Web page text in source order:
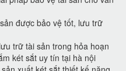
được bảo vệ tốt, lưu trữ
trữ tài sản trong hỏa hoạn
két sắt uy tín tại hà nội